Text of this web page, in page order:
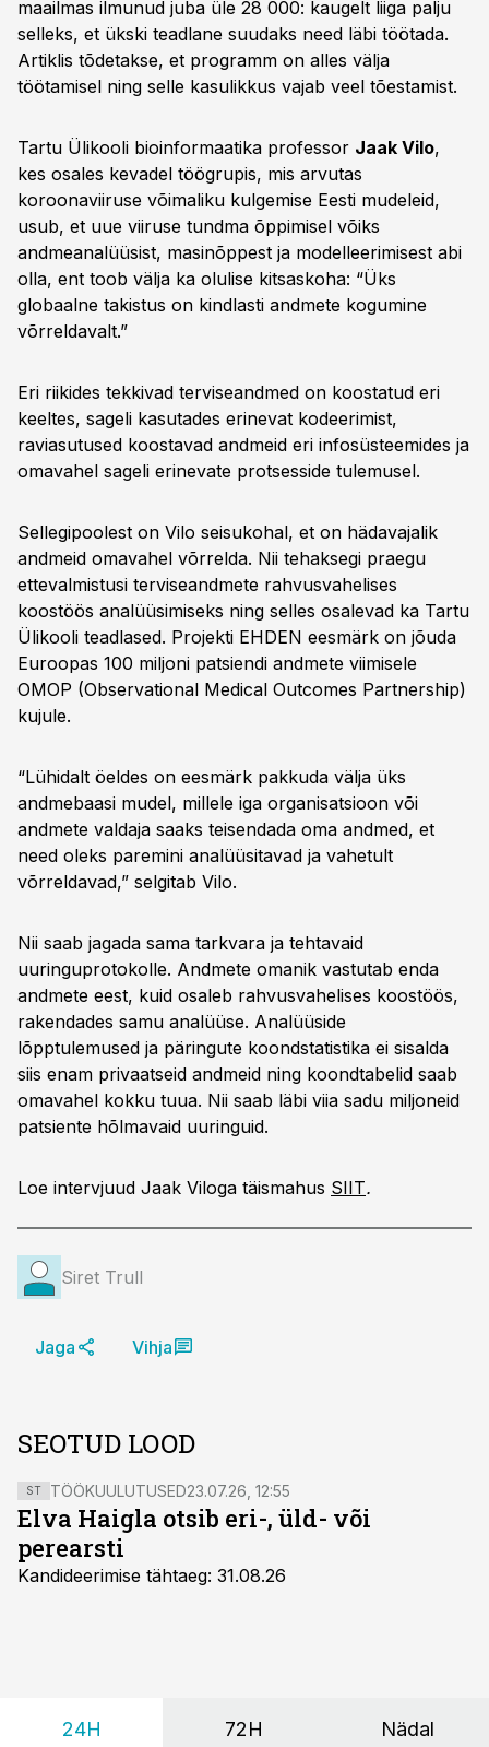
maailmas ilmunud juba üle 28 000: kaugelt liiga palju
selleks, et ükski teadlane suudaks need läbi töötada.
Artiklis tõdetakse, et programm on alles välja
töötamisel ning selle kasulikkus vajab veel tõestamist.
Tartu Ülikooli bioinformaatika professor Jaak Vilo,
kes osales kevadel töögrupis, mis arvutas
koroonaviiruse võimaliku kulgemise Eesti mudeleid,
usub, et uue viiruse tundma õppimisel võiks
andmeanalüüsist, masinõppest ja modelleerimisest abi
olla, ent toob välja ka olulise kitsaskoha: “Üks
globaalne takistus on kindlasti andmete kogumine
võrreldavalt.”
Eri riikides tekkivad terviseandmed on koostatud eri
keeltes, sageli kasutades erinevat kodeerimist,
raviasutused koostavad andmeid eri infosüsteemides ja
omavahel sageli erinevate protsesside tulemusel.
Sellegipoolest on Vilo seisukohal, et on hädavajalik
andmeid omavahel võrrelda. Nii tehaksegi praegu
ettevalmistusi terviseandmete rahvusvahelises
koostöös analüüsimiseks ning selles osalevad ka Tartu
Ülikooli teadlased. Projekti EHDEN eesmärk on jõuda
Euroopas 100 miljoni patsiendi andmete viimisele
OMOP (Observational Medical Outcomes Partnership)
kujule.
“Lühidalt öeldes on eesmärk pakkuda välja üks
andmebaasi mudel, millele iga organisatsioon või
andmete valdaja saaks teisendada oma andmed, et
need oleks paremini analüüsitavad ja vahetult
võrreldavad,” selgitab Vilo.
Nii saab jagada sama tarkvara ja tehtavaid
uuringuprotokolle. Andmete omanik vastutab enda
andmete eest, kuid osaleb rahvusvahelises koostöös,
rakendades samu analüüse. Analüüside
lõpptulemused ja päringute koondstatistika ei sisalda
siis enam privaatseid andmeid ning koondtabelid saab
omavahel kokku tuua. Nii saab läbi viia sadu miljoneid
patsiente hõlmavaid uuringuid.
Loe intervjuud Jaak Viloga täismahus SIIT.
Siret Trull
Jaga Vihja
SEOTUD LOOD
ST TÖÖKUULUTUSED23.07.26, 12:55
Elva Haigla otsib eri-, üld- või
perearsti
Kandideerimise tähtaeg: 31.08.26
24H 72H Nädal